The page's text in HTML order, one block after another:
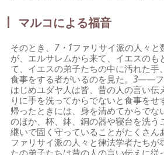
マルコによる福音
そのとき、 7・1ファリサイ派の人々と
が、エルサレムから来て、イエスのも
て、イエスの弟子たちの中に汚れた手
食事をする者がいるのを見た。3――フ
はじめユダヤ人は皆、昔の人の言い伝
りに手を洗ってからでないと食事をせ
帰ったときには、身を清めてからでな
のほか、杯、鉢、銅の器や寝台を洗う
継いで固く守っていることがたくさ
ファリサイ派の人々と律法学者たちが